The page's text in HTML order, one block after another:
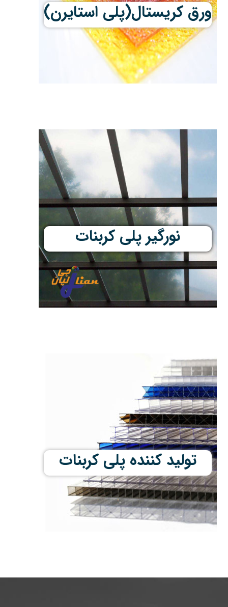
ورق کریستال(پلی استایرن)
نورگیر پلی کربنات
تولید کننده پلی کربنات